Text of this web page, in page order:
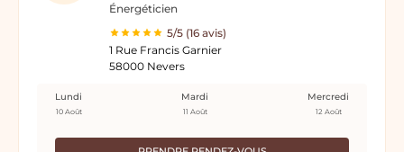
Énergéticien
5/5 (16 avis)
1 Rue Francis Garnier
58000 Nevers
Lundi
10 Août
Mardi
11 Août
Mercredi
12 Août